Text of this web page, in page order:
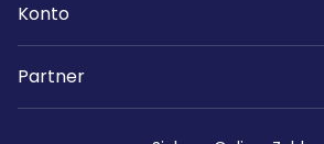
Konto
Partner